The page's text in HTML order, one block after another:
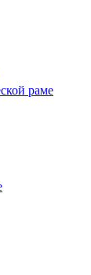
раме